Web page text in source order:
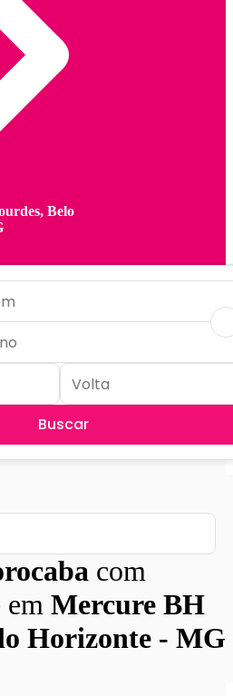
Belo
Buscar
com
em Mercure BH
Horizonte - MG